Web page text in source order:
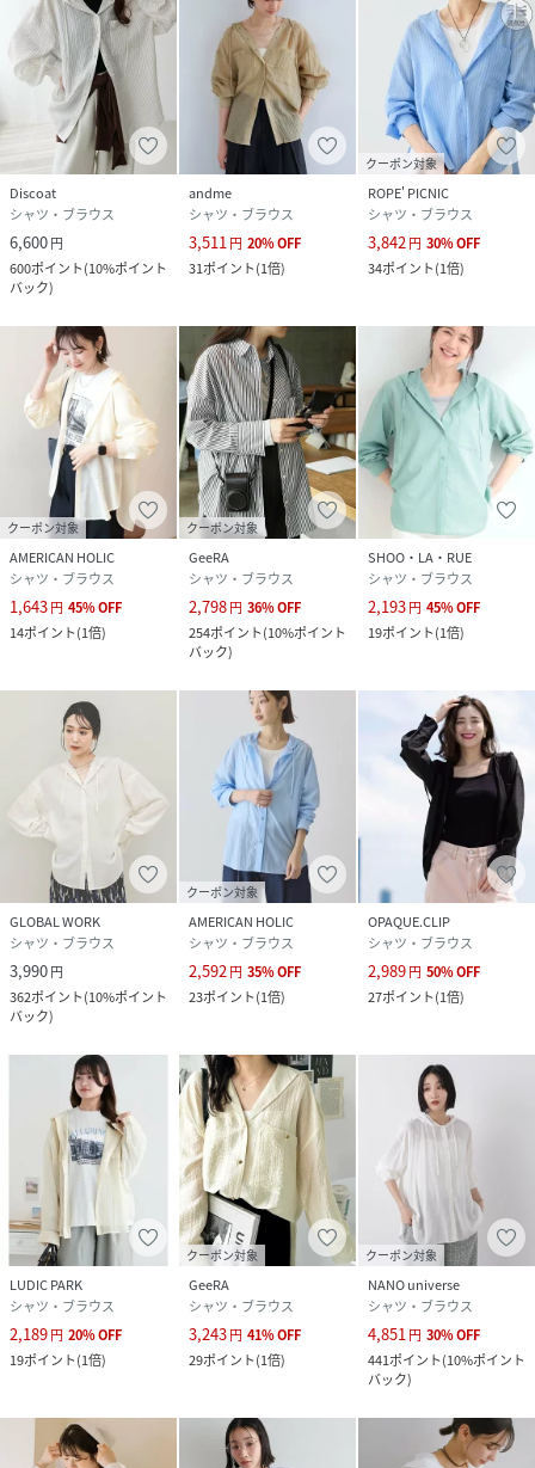
合わせるアイテム次第でロングシーズン着られる、着回し力
の高いアイテムです。
春夏はタンクトップやキャミソールと合わせた羽織スタイル
に、
秋はアウターのインに着てフードを見せるレイヤードスタイ
ルがおすすめです！
■品質／
（オフホワイト・ブラック・ブルー・ブラウン）レーヨン
85％、ナイロン15％
（チェック）ポリエステル：100％
M：バスト137、後着丈68.9、裄丈78
L：バスト141、後着丈70.9、裄丈79
LL：バスト145、後着丈71.9、裄丈79.5
※ドロップショルダーデザインです。
※商品によって柄の出方が異なる場合があります。（チェッ
ク）
※摩擦等により色移りすることがあります。
※フード取り外し不可
■取扱い／手洗い
------------------------------------------------------------
---------------------
ます。
※ご覧いただいているPC／WEB環境や撮影環境により、
多少色味が異なって見える場合がございます。
【お買物をよりお楽しみいただく為に】
▼商品のお気に入り登録をおすすめします♪
『♡をクリック！』
完売カラーの再入荷などの通知を受ける事ができます。
ブランドのお気に入り登録もご一緒にお願いいたします。
------------------------------------------------------------
---------------------
性別タイプ レディース
原産国 中国
素材
オフホワイト・ブラック・ブルー・ブラウン:レ
ーヨン85%
ナイロン15%
チェック:ポリエステル100%
クリーニング 手洗い可
品番
RA0898_209015
209015-001-001 RA0898
Discoat
シャツ・ブラウス
6,600円
600ポイント(10%ポイント
バック)
andme
シャツ・ブラウス
3,511円 20%OFF
31ポイント(1倍)
クーポン対象
ROPE' PICNIC
シャツ・ブラウス
3,842円 30%OFF
34ポイント(1倍)
クーポン対象
AMERICAN HOLIC
シャツ・ブラウス
1,643円 45%OFF
14ポイント(1倍)
クーポン対象
GeeRA
シャツ・ブラウス
2,798円 36%OFF
254ポイント(10%ポイント
バック)
SHOO・LA・RUE
シャツ・ブラウス
2,193円 45%OFF
19ポイント(1倍)
GLOBAL WORK
シャツ・ブラウス
3,990円
362ポイント(10%ポイント
バック)
クーポン対象
AMERICAN HOLIC
シャツ・ブラウス
2,592 円 35%OFF
23ポイント(1倍)
OPAQUE.CLIP
シャツ・ブラウス
2,989円 50%OFF
27ポイント(1倍)
LUDIC PARK
シャツ・ブラウス
2,189円 20%OFF
19ポイント(1倍)
クーポン対象
GeeRA
シャツ・ブラウス
3,243円 41%OFF
29ポイント(1倍)
クーポン対象
NANO universe
シャツ・ブラウス
4,851円 30%OFF
441ポイント(10%ポイント
バック)